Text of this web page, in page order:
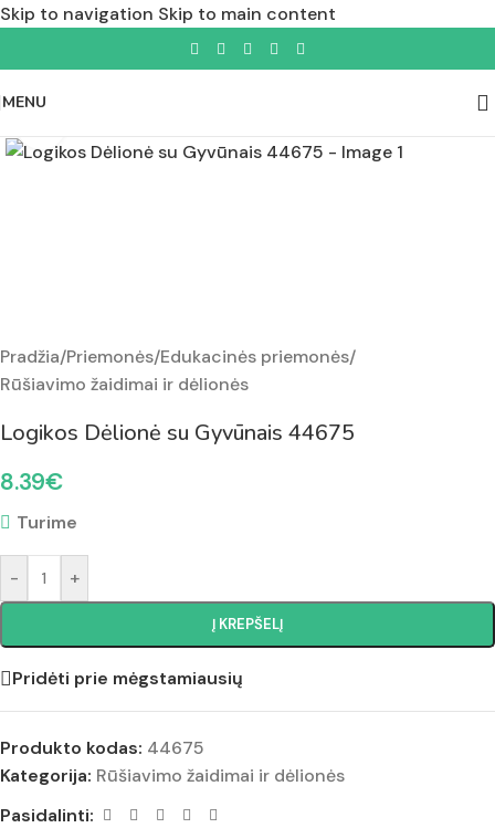
Skip to navigation Skip to main content
MENU
Pradžia/Priemonės/Edukacinės priemonės/
Rūšiavimo žaidimai ir dėlionės
Logikos Dėlionė su Gyvūnais 44675
8.39€
Turime
- +
Į KREPŠELĮ
Pridėti prie mėgstamiausių
Produkto kodas: 44675
Kategorija: Rūšiavimo žaidimai ir dėlionės
Pasidalinti: